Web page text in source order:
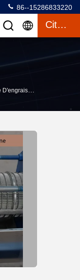
86--15286833220
Citation
D'engrais >